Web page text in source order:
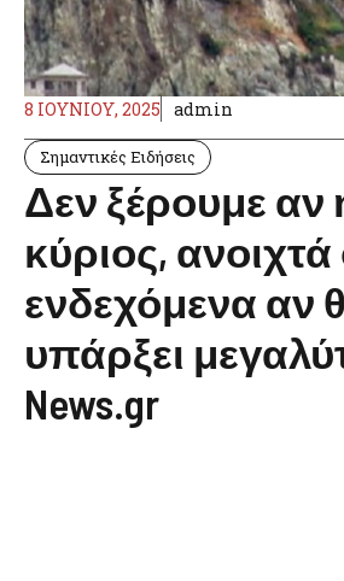
8 ΙΟΥΝΊΟΥ, 2025 admin
Σημαντικές Ειδήσεις
Δεν ξέρουμε αν
κύριος,
ενδεχόμενα αν
υπάρξει
News.gr